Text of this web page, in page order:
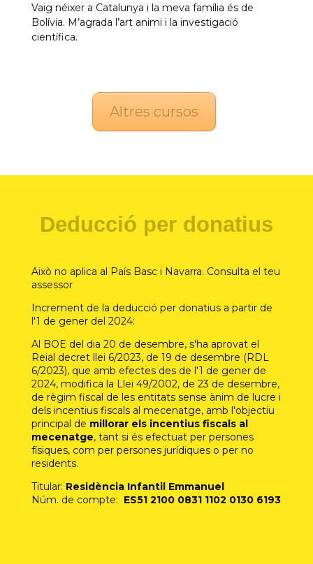
Vaig néixer a Catalunya i la meva família és de
Bolívia. M’agrada l’art animi i la investigació
científica.
Altres cursos
Deducció per donatius
Això no aplica al País Basc i Navarra. Consulta el teu
assessor
Increment de la deducció per donatius a partir de
l'1 de gener del 2024:
Al BOE del dia 20 de desembre, s'ha aprovat el
Reial decret llei 6/2023, de 19 de desembre (RDL
6/2023), que amb efectes des de l'1 de gener de
2024, modifica la Llei 49/2002, de 23 de desembre,
de règim fiscal de les entitats sense ànim de lucre i
dels incentius fiscals al mecenatge, amb l'objectiu
principal de millorar els incentius fiscals al
mecenatge, tant si és efectuat per persones
físiques, com per persones jurídiques o per no
residents.
Titular: Residència Infantil Emmanuel
Núm. de compte: ES51 2100 0831 1102 0130 6193